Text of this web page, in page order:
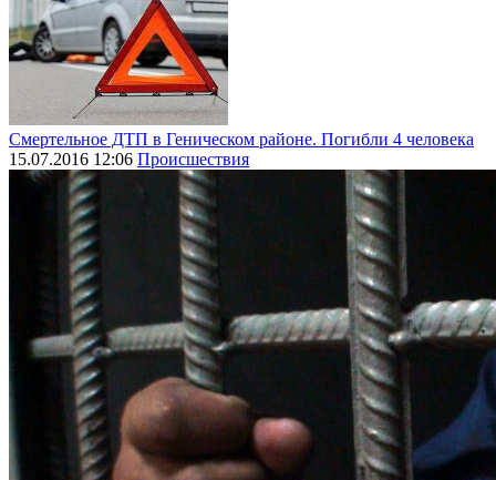
Смертельное ДТП в Геническом районе. Погибли 4 человека
15.07.2016 12:06 Происшествия